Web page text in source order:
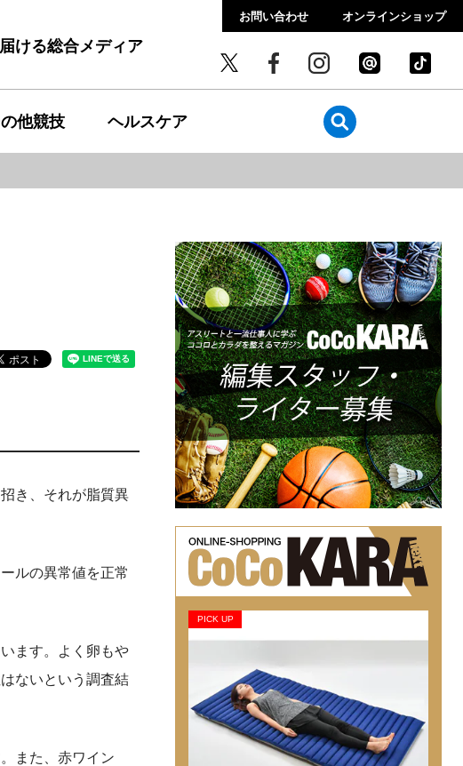
ける総合メディア
お問い合わせ オンラインショップ
他競技 ヘルスケア
き、それが脂質異
ルの異常値を正常
ます。よく卵もや
ないという調査結
また、赤ワイン
PICK UP